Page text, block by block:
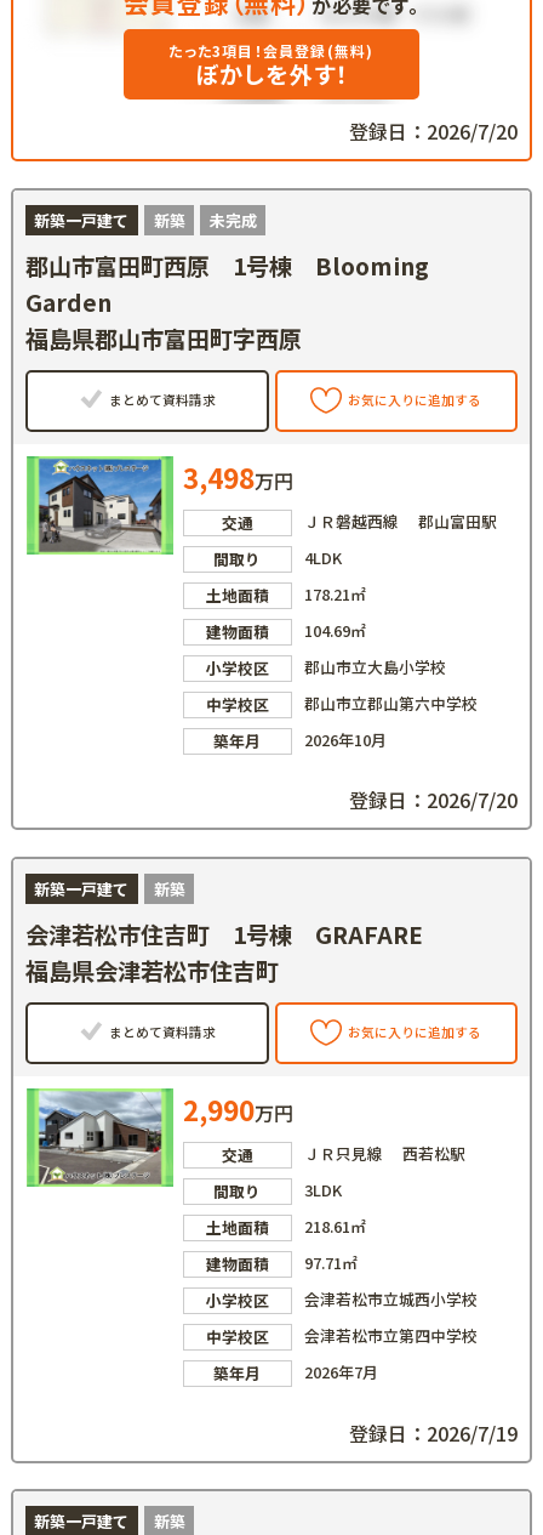
たった3項目！会員登録(無料)
ぼかしを外す！
登録日：2026/7/20
新築一戸建て 新築 未完成
郡山市富田町西原 1号棟 Blooming
Garden
福島県郡山市富田町字西原
まとめて資料請求 お気に入りに追加する
3,498万円
交通
ＪＲ磐越西線 郡山富田駅
間取り
4LDK
土地面積
178.21㎡
建物面積
104.69㎡
小学校区
郡山市立大島小学校
中学校区
郡山市立郡山第六中学校
築年月
2026年10月
登録日：2026/7/20
新築一戸建て 新築
会津若松市住吉町 1号棟 GRAFARE
福島県会津若松市住吉町
まとめて資料請求 お気に入りに追加する
2,990万円
交通
ＪＲ只見線 西若松駅
間取り
3LDK
土地面積
218.61㎡
建物面積
97.71㎡
小学校区
会津若松市立城西小学校
中学校区
会津若松市立第四中学校
築年月
2026年7月
登録日：2026/7/19
新築一戸建て 新築